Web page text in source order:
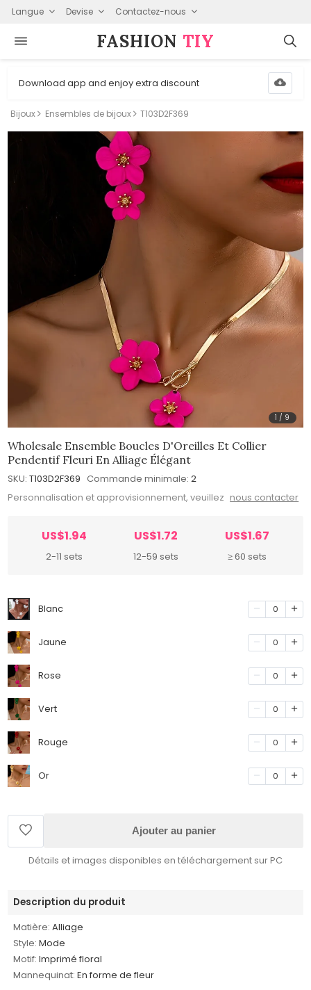
Langue Devise Contactez-nous
FASHION⁠ TIY
Download app and enjoy extra discount
Bijoux Ensembles de bijoux T103D2F369
1 / 9
Wholesale Ensemble Boucles D'Oreilles Et Collier
Pendentif Fleuri En Alliage Élégant
SKU: T103D2F369 Commande minimale: 2
Personnalisation et approvisionnement, veuillez nous contacter
US$1.94
2-11 sets
US$1.72
12-59 sets
US$1.67
≥ 60 sets
Blanc 0
Jaune 0
Rose 0
Vert 0
Rouge 0
Or 0
Ajouter au panier
Détails et images disponibles en téléchargement sur PC
Description du produit
Matière: Alliage
Style: Mode
Motif: Imprimé floral
Mannequinat: En forme de fleur